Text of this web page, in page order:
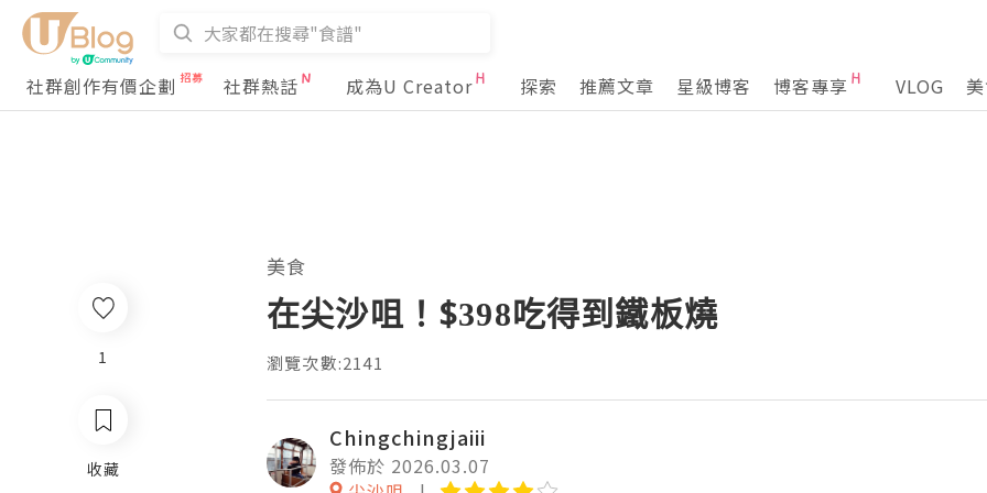
社群創作有價企劃 社群熱話 成為U Creator 探索 推薦文章 星級博客 博客專享 VLOG
1
收藏
美食
在尖沙咀！$398吃得到鐵板燒
瀏覽次數:2141
Chingchingjaiii
發佈於 2026.03.07